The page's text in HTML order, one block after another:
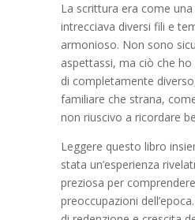
La scrittura era come
intrecciava diversi fili e
armonioso. Non sono
aspettassi, ma ciò che
di completamente
familiare che strana,
non riuscivo a ricordare
Leggere questo libro
stata un’esperienza
preziosa per
preoccupazioni